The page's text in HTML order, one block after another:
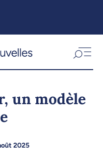
un modèle
2025